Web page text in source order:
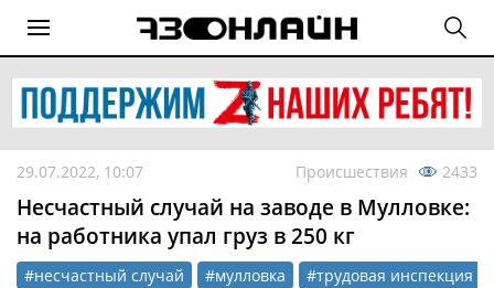
29.07.2022, 10:07 Происшествия 2433
Несчастный случай на заводе в Мулловке:
на работника упал груз в 250 кг
#несчастный случай #мулловка #трудовая инспекция